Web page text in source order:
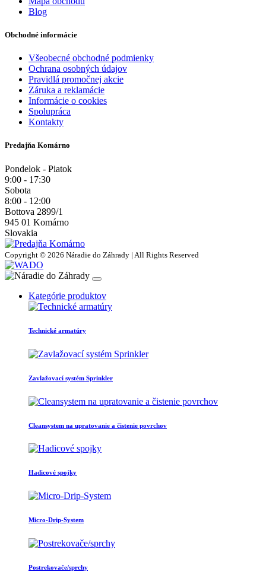
Blog
Obchodné informácie
Všeobecné obchodné podmienky
Ochrana osobných údajov
Pravidlá promočnej akcie
Záruka a reklamácie
Informácie o cookies
Spolupráca
Kontakty
Predajňa Komárno
Pondelok - Piatok
9:00 - 17:30
Sobota
8:00 - 12:00
Bottova 2899/1
945 01 Komárno
Slovakia
Copyright © 2026 Náradie do Záhrady | All Rights Reserved
Kategórie produktov
Technické armatúry
Zavlažovací systém Sprinkler
Cleansystem na upratovanie a čistenie povrchov
Hadicové spojky
Micro-Drip-System
Postrekovače/sprchy